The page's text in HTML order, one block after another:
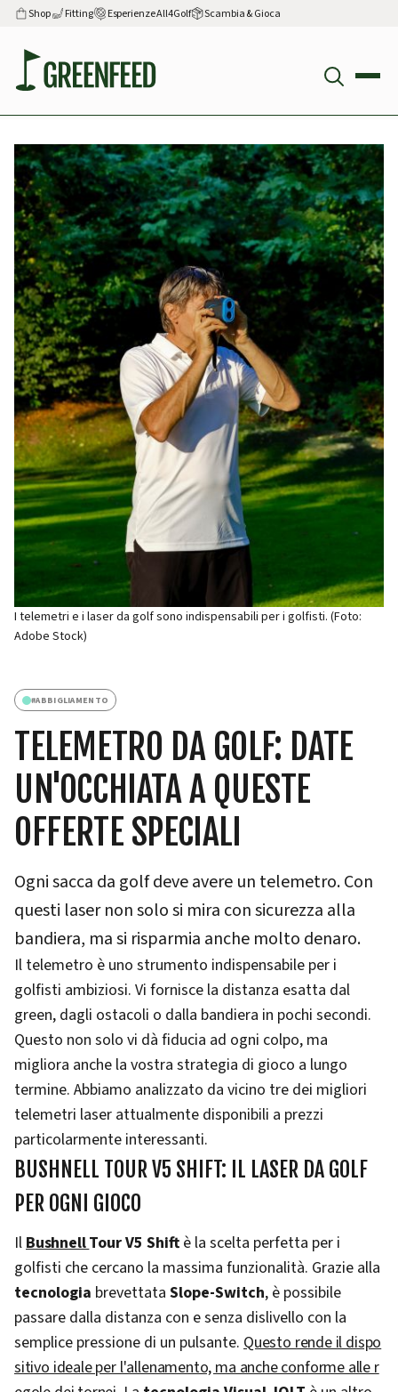
Shop Fitting Esperienze All4Golf Scambia & Gioca
I telemetri e i laser da golf sono indispensabili per i golfisti. (Foto:
Adobe Stock)
#ABBIGLIAMENTO
TELEMETRO DA GOLF: DATE
UN'OCCHIATA A QUESTE
OFFERTE SPECIALI
Ogni sacca da golf deve avere un telemetro. Con
questi laser non solo si mira con sicurezza alla
bandiera, ma si risparmia anche molto denaro.
Il telemetro è uno strumento indispensabile per i
golfisti ambiziosi. Vi fornisce la distanza esatta dal
green, dagli ostacoli o dalla bandiera in pochi secondi.
Questo non solo vi dà fiducia ad ogni colpo, ma
migliora anche la vostra strategia di gioco a lungo
termine. Abbiamo analizzato da vicino tre dei migliori
telemetri laser attualmente disponibili a prezzi
particolarmente interessanti.
BUSHNELL TOUR V5 SHIFT: IL LASER DA GOLF
PER OGNI GIOCO
IlBushnellTour V5 Shift è la scelta perfetta per i
golfisti che cercano la massima funzionalità. Grazie alla
tecnologia brevettata Slope-Switch, è possibile
passare dalla distanza con e senza dislivello con la
semplice pressione di un pulsante. Questo rende il dispo
sitivo ideale per l'allenamento, ma anche conforme alle r